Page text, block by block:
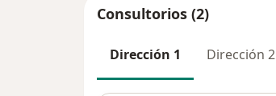
Consultorios (2)
Dirección 1 Dirección 2